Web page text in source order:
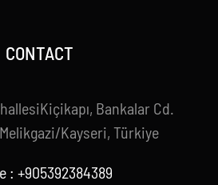
CONTACT
Bankalar Cd.
Kayseri, Türkiye
: +905392384389